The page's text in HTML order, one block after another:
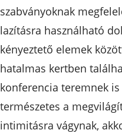
szabványoknak
lazításra használható
kényeztető elemek
hatalmas kertben
konferencia teremnek
természetes a
intimitásra vágynak,